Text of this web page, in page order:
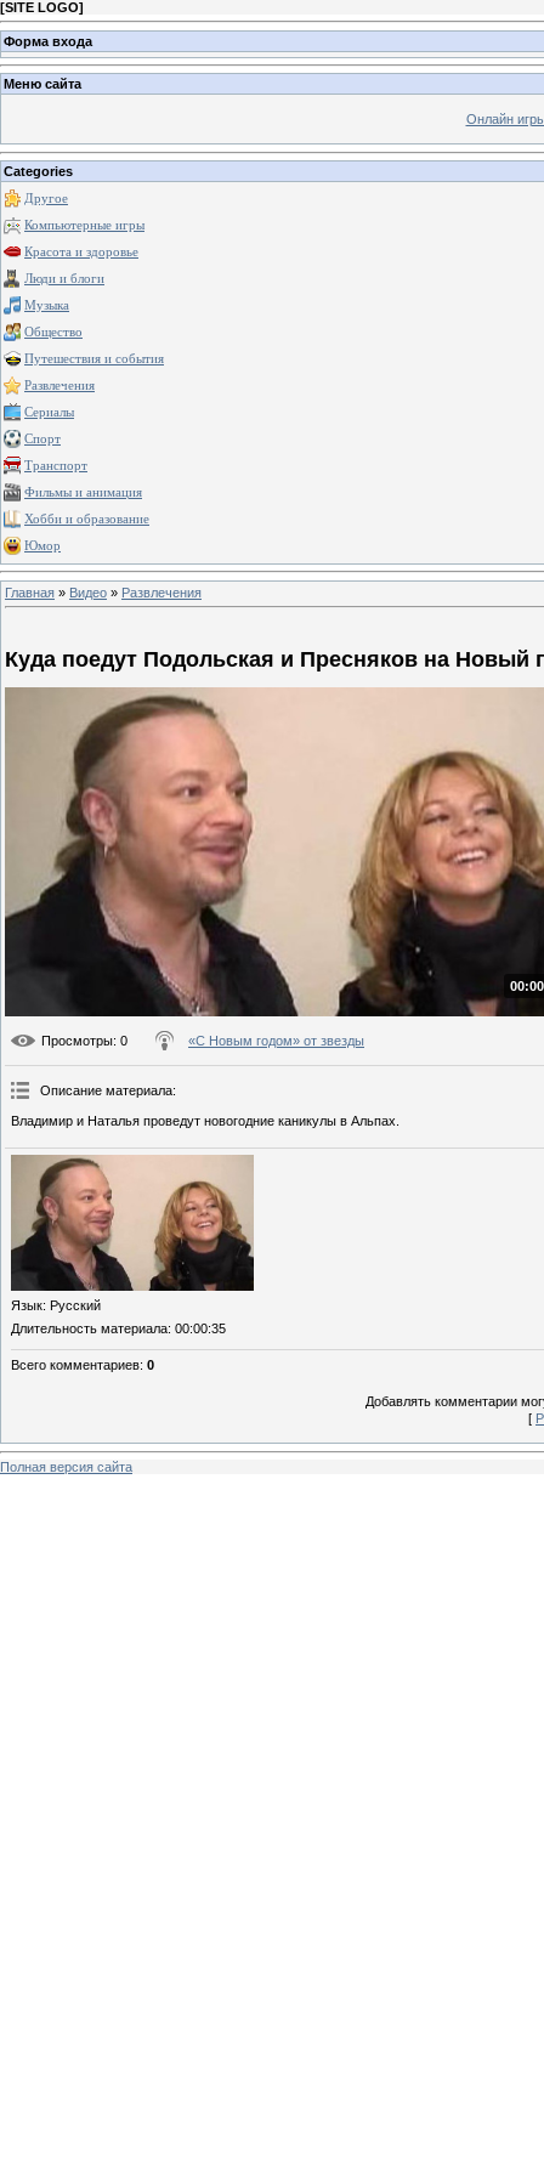
[SITE LOGO]
Форма входа
Меню сайта
Онлайн
Categories
Другое
Компьютерные игры
Красота и здоровье
Люди и блоги
Музыка
Общество
Путешествия и события
Развлечения
Сериалы
Спорт
Транспорт
Фильмы и анимация
Хобби и образование
Юмор
Главная » Видео » Развлечения
Куда поедут Подольская и Пресняков на Новый
Просмотры: 0 «С Новым годом» от звезды
Описание материала:
Владимир и Наталья проведут новогодние каникулы в Альпах.
Язык: Русский
Длительность материала: 00:00:35
Всего комментариев: 0
Добавлять комментарии
[
Полная версия сайта